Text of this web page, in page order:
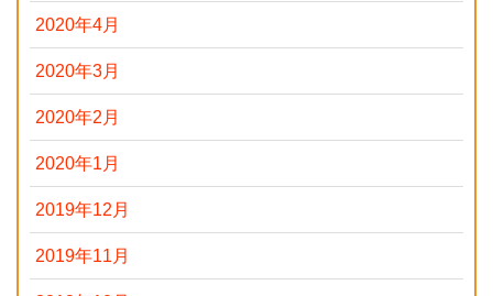
2020年4月
2020年3月
2020年2月
2020年1月
2019年12月
2019年11月